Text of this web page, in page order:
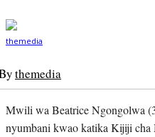
themedia
Mwili wa Beatrice Ngongolwa
nyumbani kwao katika Kijiji